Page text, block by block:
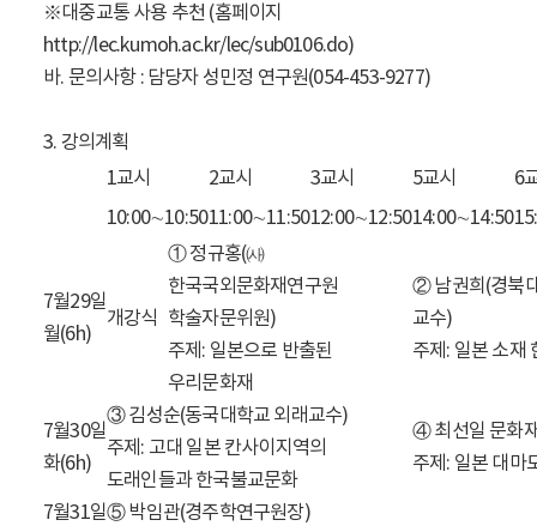
※대중교통 사용 추천 (홈페이지
http://lec.kumoh.ac.kr/lec/sub0106.do)
바. 문의사항 : 담당자 성민정 연구원(054-453-9277)
3. 강의계획
1교시
2교시 3교시 5교시
6
10:00∼10:5011:00∼11:5012:00∼12:5014:00∼14:50
7월29일
월(6h)
개강식
① 정규홍(㈔
한국국외문화재연구원
학술자문위원)
주제: 일본으로 반출된
우리문화재
② 남권희(경북
교수)
주제: 일본 소재
7월30일
화(6h)
③ 김성순(동국대학교 외래교수)
주제: 고대 일본 칸사이지역의
도래인들과 한국불교문화
④ 최선일 문화
주제: 일본 대마
7월31일⑤ 박임관(경주학연구원장)